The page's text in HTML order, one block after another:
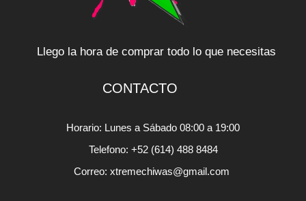
Llego la hora de comprar todo lo que necesitas
CONTACTO
Horario: Lunes a Sábado 08:00 a 19:00
Telefono: +52 (614) 488 8484
Correo: xtremechiwas@gmail.com